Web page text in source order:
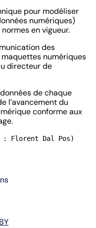
pour modéliser
numériques)
en vigueur.
des
numériques
directeur de
de chaque
l’avancement du
conforme aux
: Florent Dal Pos)